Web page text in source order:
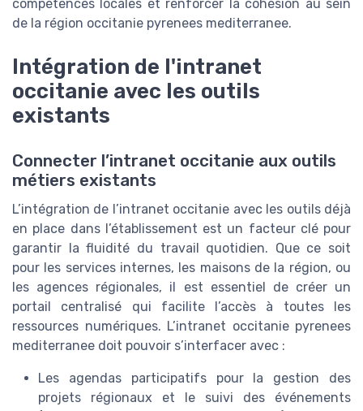
compétences locales et renforcer la cohésion au sein
de la région occitanie pyrenees mediterranee.
Intégration de l'intranet
occitanie avec les outils
existants
Connecter l’intranet occitanie aux outils
métiers existants
L’intégration de l’intranet occitanie avec les outils déjà
en place dans l’établissement est un facteur clé pour
garantir la fluidité du travail quotidien. Que ce soit
pour les services internes, les maisons de la région, ou
les agences régionales, il est essentiel de créer un
portail centralisé qui facilite l’accès à toutes les
ressources numériques. L’intranet occitanie pyrenees
mediterranee doit pouvoir s’interfacer avec :
Les agendas participatifs pour la gestion des
projets régionaux et le suivi des événements